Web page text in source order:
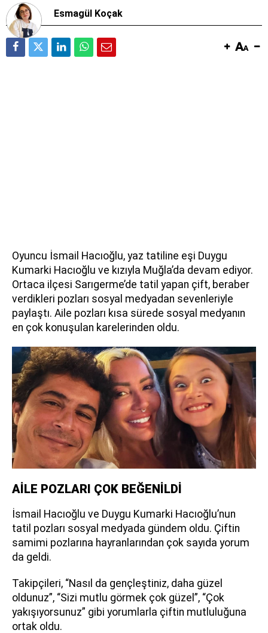
Esmagül Koçak
Oyuncu İsmail Hacıoğlu, yaz tatiline eşi Duygu
Kumarki Hacıoğlu ve kızıyla Muğla’da devam ediyor.
Ortaca ilçesi Sarıgerme’de tatil yapan çift, beraber
verdikleri pozları sosyal medyadan sevenleriyle
paylaştı. Aile pozları kısa sürede sosyal medyanın
en çok konuşulan karelerinden oldu.
AİLE POZLARI ÇOK BEĞENİLDİ
İsmail Hacıoğlu ve Duygu Kumarki Hacıoğlu’nun
tatil pozları sosyal medyada gündem oldu. Çiftin
samimi pozlarına hayranlarından çok sayıda yorum
da geldi.
Takipçileri, “Nasıl da gençleştiniz, daha güzel
oldunuz”, “Sizi mutlu görmek çok güzel”, “Çok
yakışıyorsunuz” gibi yorumlarla çiftin mutluluğuna
ortak oldu.